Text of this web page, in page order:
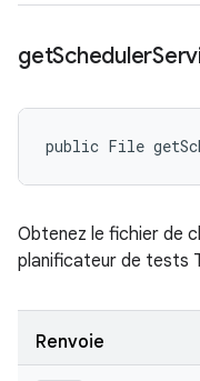
getScheduler
public File
Obtenez le fichier de
planificateur de tests
Renvoie